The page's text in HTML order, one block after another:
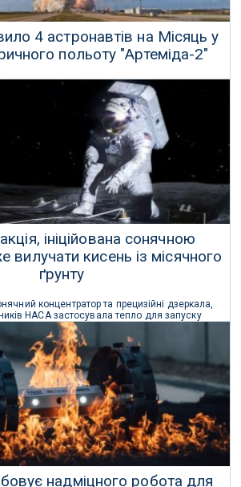
4 астронавтів на Місяць у
польоту "Артеміда-2"
50 років астронавти із Землі вирушили на
ініційована сонячною
вилучати кисень із місячного
ґрунту
концентратор та прецизійні дзеркала,
НАСА застосувала тепло для запуску
місячному ґрунті, внаслідок якої утворилися
кисень та чадний газ.
04 Березня 2026 р.
надміцного робота для